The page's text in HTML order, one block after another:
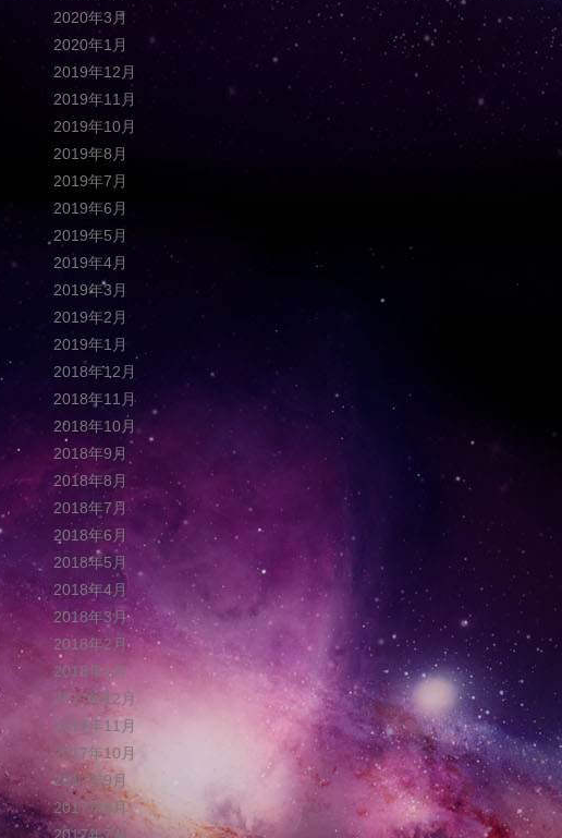
2020年3月
2020年1月
2019年12月
2019年11月
2019年10月
2019年8月
2019年7月
2019年6月
2019年5月
2019年4月
2019年3月
2019年2月
2019年1月
2018年12月
2018年11月
2018年10月
2018年9月
2018年8月
2018年7月
2018年6月
2018年5月
2018年4月
2018年3月
2018年2月
2018年1月
2017年12月
2017年11月
2017年10月
2017年9月
2017年8月